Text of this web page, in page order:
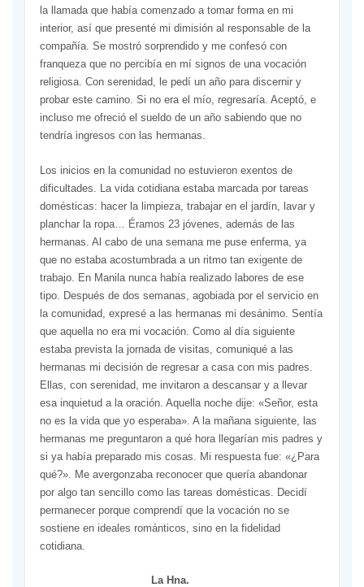
la llamada que había comenzado a tomar forma en mi
interior, así que presenté mi dimisión al responsable de la
compañía. Se mostró sorprendido y me confesó con
franqueza que no percibía en mí signos de una vocación
religiosa. Con serenidad, le pedí un año para discernir y
probar este camino. Si no era el mío, regresaría. Aceptó, e
incluso me ofreció el sueldo de un año sabiendo que no
tendría ingresos con las hermanas.
Los inicios en la comunidad no estuvieron exentos de
dificultades. La vida cotidiana estaba marcada por tareas
domésticas: hacer la limpieza, trabajar en el jardín, lavar y
planchar la ropa… Éramos 23 jóvenes, además de las
hermanas. Al cabo de una semana me puse enferma, ya
que no estaba acostumbrada a un ritmo tan exigente de
trabajo. En Manila nunca había realizado labores de ese
tipo. Después de dos semanas, agobiada por el servicio en
la comunidad, expresé a las hermanas mi desánimo. Sentía
que aquella no era mi vocación. Como al día siguiente
estaba prevista la jornada de visitas, comuniqué a las
hermanas mi decisión de regresar a casa con mis padres.
Ellas, con serenidad, me invitaron a descansar y a llevar
esa inquietud a la oración. Aquella noche dije: «Señor, esta
no es la vida que yo esperaba». A la mañana siguiente, las
hermanas me preguntaron a qué hora llegarían mis padres y
si ya había preparado mis cosas. Mi respuesta fue: «¿Para
qué?». Me avergonzaba reconocer que quería abandonar
por algo tan sencillo como las tareas domésticas. Decidí
permanecer porque comprendí que la vocación no se
sostiene en ideales románticos, sino en la fidelidad
cotidiana.
La Hna.